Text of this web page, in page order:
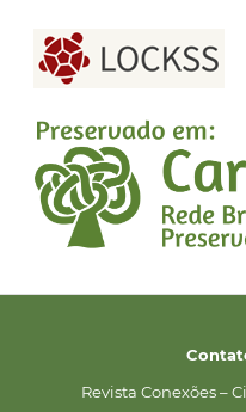
Revista Conexões –